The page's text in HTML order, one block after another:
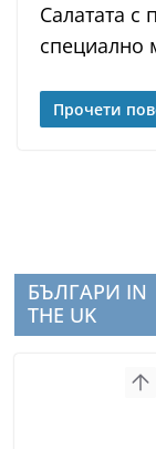
Салатата с
специално
Прочети
БЪЛГАРИ IN
THE UK